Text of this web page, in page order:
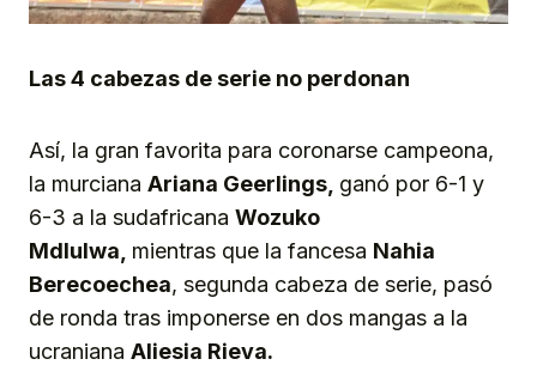
Las 4 cabezas de serie no perdonan
Así, la gran favorita para coronarse campeona,
la murciana Ariana Geerlings, ganó por 6-1 y
6-3 a la sudafricana Wozuko
Mdlulwa, mientras que la fancesa Nahia
Berecoechea, segunda cabeza de serie, pasó
de ronda tras imponerse en dos mangas a la
ucraniana Aliesia Rieva.